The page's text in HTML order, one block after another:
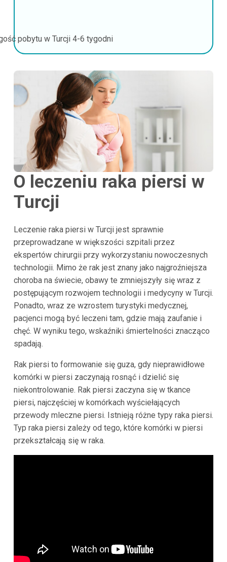
pobytu w Turcji 4-6 tygodni
O leczeniu raka piersi w
Turcji
Leczenie raka piersi w Turcji jest sprawnie
przeprowadzane w większości szpitali przez
ekspertów chirurgii przy wykorzystaniu nowoczesnych
technologii. Mimo że rak jest znany jako najgroźniejsza
choroba na świecie, obawy te zmniejszyły się wraz z
postępującym rozwojem technologii i medycyny w Turcji.
Ponadto, wraz ze wzrostem turystyki medycznej,
pacjenci mogą być leczeni tam, gdzie mają zaufanie i
chęć. W wyniku tego, wskaźniki śmiertelności znacząco
spadają.
Rak piersi to formowanie się guza, gdy nieprawidłowe
komórki w piersi zaczynają rosnąć i dzielić się
niekontrolowanie. Rak piersi zaczyna się w tkance
piersi, najczęściej w komórkach wyściełających
przewody mleczne piersi. Istnieją różne typy raka piersi.
Typ raka piersi zależy od tego, które komórki w piersi
przekształcają się w raka.